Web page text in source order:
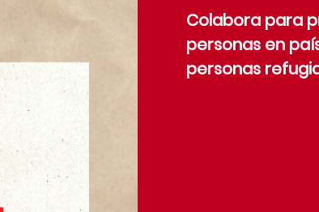
Colabora para
personas en
personas